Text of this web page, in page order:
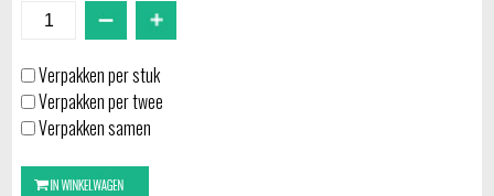
Verpakken per stuk
Verpakken per twee
Verpakken samen